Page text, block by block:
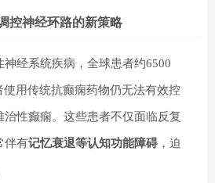
控神经环路的新策略
经系统疾病，全球患者约6500
用传统抗癫痫药物仍无法有效控
性癫痫。这些患者不仅面临反复
伴有记忆衰退等认知功能障碍，迫